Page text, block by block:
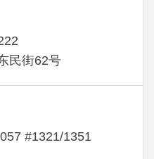
民街62号
#1321/1351